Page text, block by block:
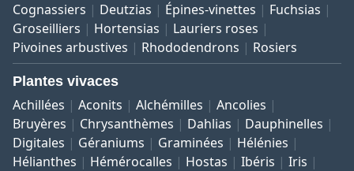
Cognassiers
Deutzias Épines-vinettes
Fuchsias
Groseilliers
Hortensias
Lauriers roses
Pivoines arbustives
Rhododendrons Rosiers
Plantes vivaces
Achillées Aconits Alchémilles
Ancolies
Bruyères
Chrysanthèmes Dahlias
Dauphinelles
Digitales
Géraniums Graminées
Hélénies
Hélianthes
Hémérocalles Hostas Ibéris
Iris